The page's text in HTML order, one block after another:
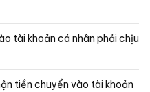
tài khoản cá nhân phải chịu
tiền chuyển vào tài khoản